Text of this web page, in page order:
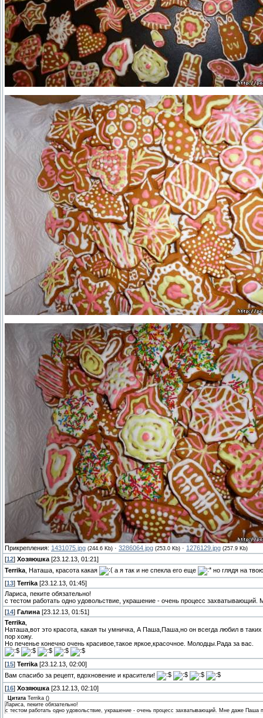
Прикрепления: 1431075.jpg (244.6 Kb) · 3286064.jpg (253.0 Kb) · 1276129.jpg (257.9 Kb)
[12] Хозяюшка [23.12.13, 01:21]
Terrika , Наташа, красота какая а я так и не спекла его еще
но глядя на
[13] Terrika [23.12.13, 01:45]
Лариса, пеките обязательно!
с тестом работать одно удовольствие, украшение - очень процесс
[14] Галина [23.12.13, 01:51]
Terrika
Наташа,вот это красота, какая ты умничка, А Паша,Паша,но он всегда любил в
пор хожу.
Но печенье конечно очень красивое,такое яркое,красочное. Молодцы.Рада за вас.
[15] Terrika [23.12.13, 02:00]
Вам спасибо за рецепт, вдохновение и красители!
[16] Хозяюшка [23.12.13, 02:10]
Цитата Terrika ()
Лариса, пеките обязательно!
с тестом работать одно удовольствие, украшение - очень процесс захватывающий. Мне даже Паша